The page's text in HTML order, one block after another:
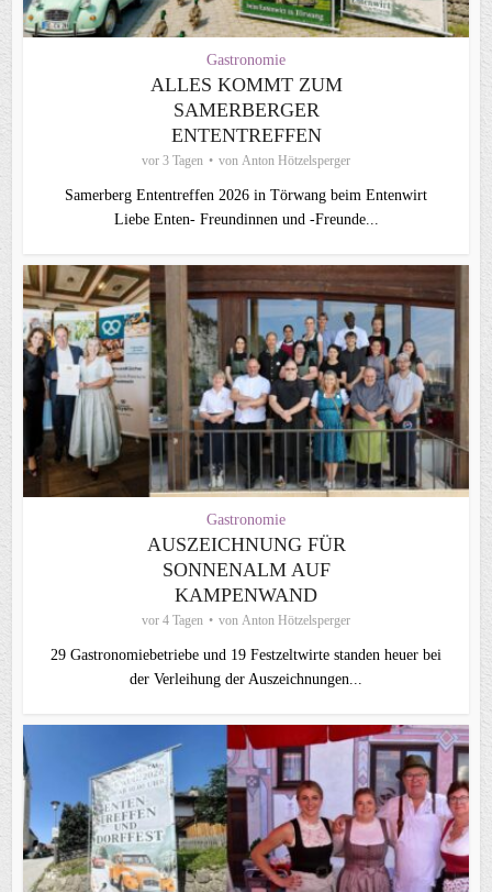
Gastronomie
ALLES KOMMT ZUM
SAMERBERGER
ENTENTREFFEN
vor 3 Tagen von Anton Hötzelsperger
Samerberg Ententreffen 2026 in Törwang beim Entenwirt
Liebe Enten- Freundinnen und -Freunde...
Gastronomie
AUSZEICHNUNG FÜR
SONNENALM AUF
KAMPENWAND
vor 4 Tagen von Anton Hötzelsperger
29 Gastronomiebetriebe und 19 Festzeltwirte standen heuer bei
der Verleihung der Auszeichnungen...